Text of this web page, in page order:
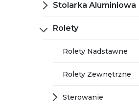
Stolarka Aluminiowa
Rolety
Rolety Nadstawne
Rolety Zewnętrzne
Sterowanie